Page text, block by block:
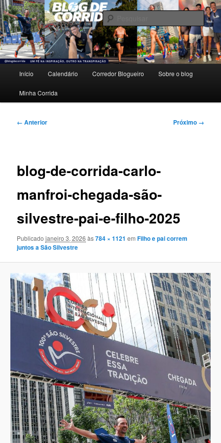
Pular
para
o
conteúdo
principalBlog de Corrida
Um pé na inspiração, outro na transpiração.
principal
Início Calendário Corredor Blogueiro Sobre o blog
Minha Corrida
Navegação
← Anterior Próximo →
blog-de-corrida-carlo-
manfroi-chegada-são-
silvestre-pai-e-filho-2025
Publicadojaneiro 3, 2026 às784 × 1121 emFilho e pai correm
juntos a São Silvestre